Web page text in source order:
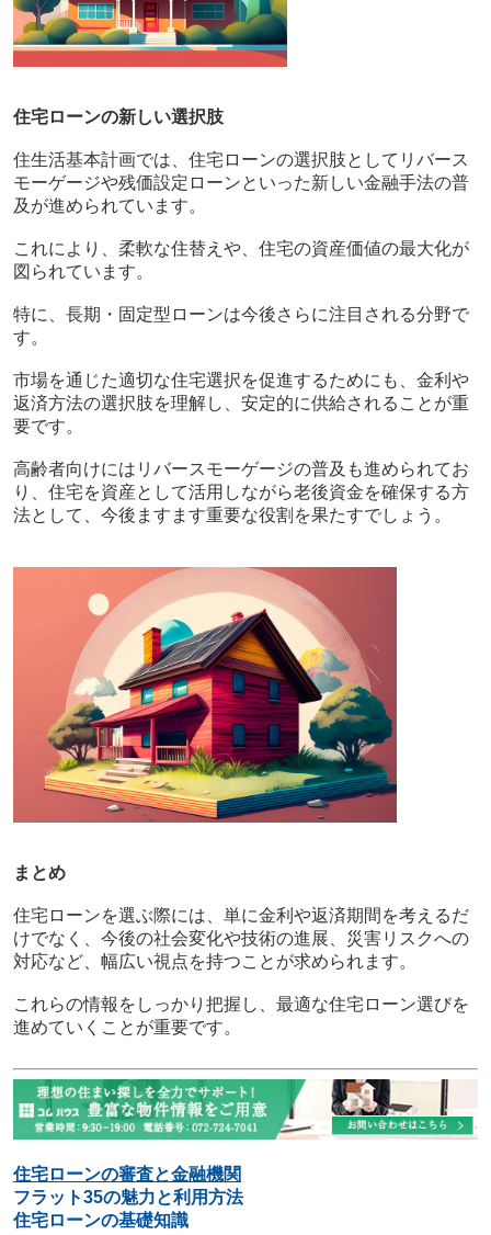
住宅ローンの新しい選択肢
住生活基本計画では、住宅ローンの選択肢としてリバース
モーゲージや残価設定ローンといった新しい金融手法の普
及が進められています。
これにより、柔軟な住替えや、住宅の資産価値の最大化が
図られています。
特に、長期・固定型ローンは今後さらに注目される分野で
す。
市場を通じた適切な住宅選択を促進するためにも、金利や
返済方法の選択肢を理解し、安定的に供給されることが重
要です。
高齢者向けにはリバースモーゲージの普及も進められてお
り、住宅を資産として活用しながら老後資金を確保する方
法として、今後ますます重要な役割を果たすでしょう。
まとめ
住宅ローンを選ぶ際には、単に金利や返済期間を考えるだ
けでなく、今後の社会変化や技術の進展、災害リスクへの
対応など、幅広い視点を持つことが求められます。
これらの情報をしっかり把握し、最適な住宅ローン選びを
進めていくことが重要です。
住宅ローンの審査と金融機関
フラット35の魅力と利用方法
住宅ローンの基礎知識